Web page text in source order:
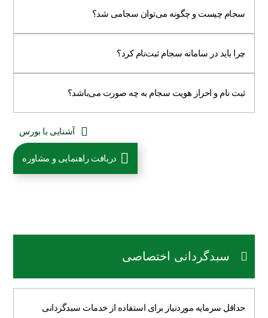
سجام چیست و چگونه می‌توان سجامی شد؟
چرا باید در سامانه سجام ثبت‌نام کرد؟
ثبت نام و احراز هویت سجام به چه صورت می‌باشد؟
آشنایی با بورس
دریافت راهنمایی و مشاوره
سبدگردانی اختصاصی
حداقل سرمایه موردنیاز برای استفاده از خدمات سبدگردانی